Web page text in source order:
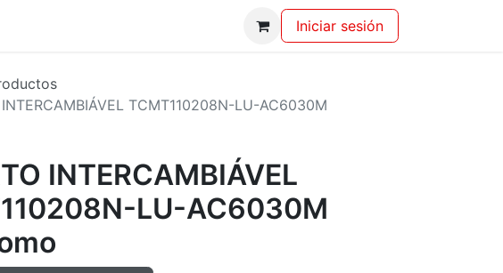
Iniciar sesión
INTERCAMBIÁVEL TCMT110208N-LU-AC6030M
INTERCAMBIÁVEL
LU-AC6030M